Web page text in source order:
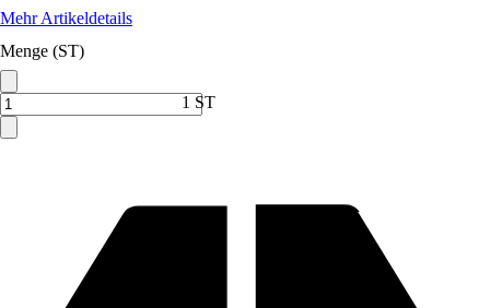
Mehr Artikeldetails
Menge (ST)
1 ST